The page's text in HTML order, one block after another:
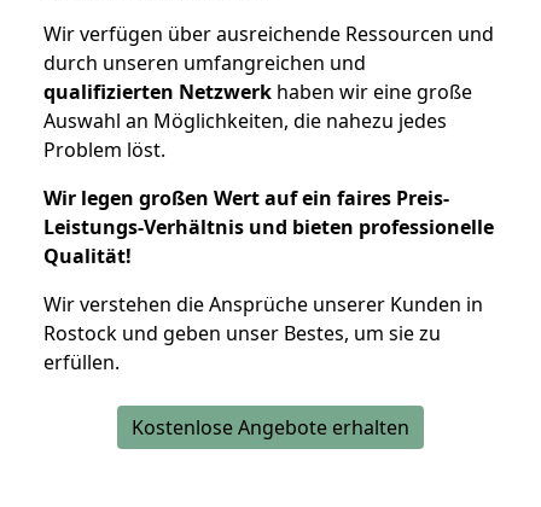
Wir verfügen über ausreichende Ressourcen und
durch unseren umfangreichen und
qualifizierten Netzwerk haben wir eine große
Auswahl an Möglichkeiten, die nahezu jedes
Problem löst.
Wir legen großen Wert auf ein faires Preis-
Leistungs-Verhältnis und bieten professionelle
Qualität!
Wir verstehen die Ansprüche unserer Kunden in
Rostock und geben unser Bestes, um sie zu
erfüllen.
Kostenlose Angebote erhalten